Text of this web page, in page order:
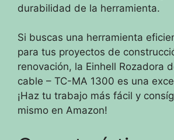
durabilidad de la herramienta.
Si buscas una herramienta
para tus proyectos de
renovación, la Einhell Rozadora
cable – TC-MA 1300 es una
¡Haz tu trabajo más fácil y
mismo en Amazon!